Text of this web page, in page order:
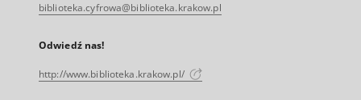
biblioteka.cyfrowa@biblioteka.krakow.pl
Odwiedź nas!
http://www.biblioteka.krakow.pl/